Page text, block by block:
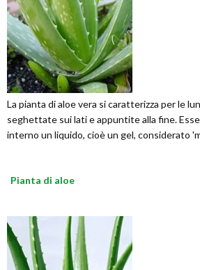
La pianta di aloe vera si caratterizza per le
seghettate sui lati e appuntite alla fine.
interno un liquido, cioè un gel, considerato
Pianta di aloe